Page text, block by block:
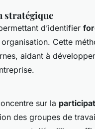
stratégique
d’identifier
Cette
aidant à
sur la
des groupes de